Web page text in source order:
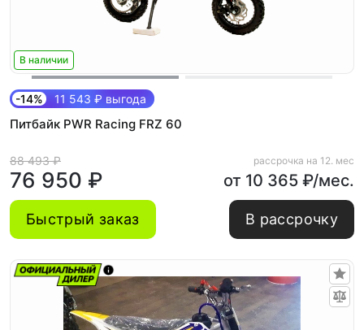
В наличии
-14% 11 543 ₽ выгода
Питбайк PWR Racing FRZ 60
88 493 ₽
76 950 ₽
рассрочка на 12. мес
от 10 365 ₽/мес.
Быстрый заказ В рассрочку